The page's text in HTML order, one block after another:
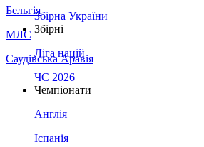
Бельгія
МЛС
Саудівська Аравія
Збірна України
Збірні
Ліга націй
ЧС 2026
Чемпіонати
Англія
Іспанія